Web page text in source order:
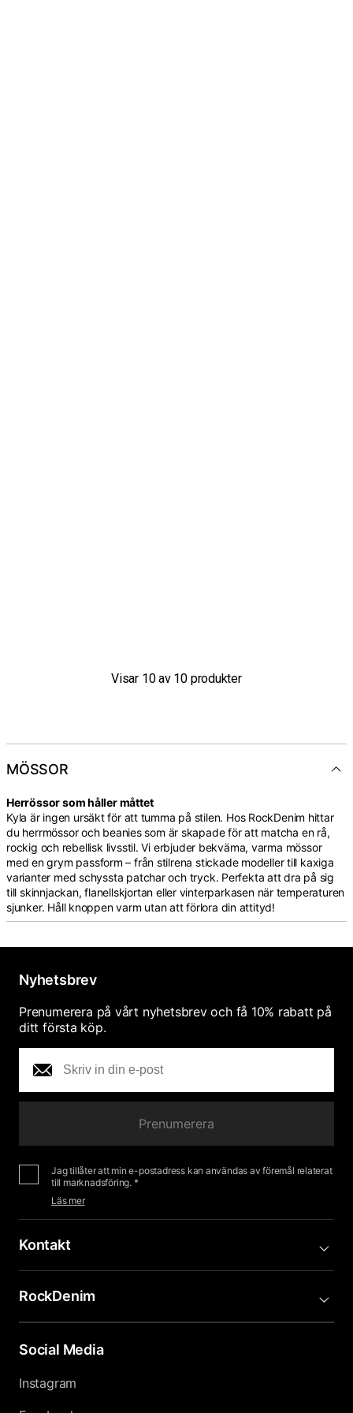
Visar 10av 10 produkter
MÖSSOR
Herrössor som håller måttet
Kyla är ingen ursäkt för att tumma på stilen. Hos RockDenim hittar
du herrmössor och beanies som är skapade för att matcha en rå,
rockig och rebellisk livsstil. Vi erbjuder bekväma, varma mössor
med en grym passform – från stilrena stickade modeller till kaxiga
varianter med schyssta patchar och tryck. Perfekta att dra på sig
till skinnjackan, flanellskjortan eller vinterparkasen när temperaturen
sjunker. Håll knoppen varm utan att förlora din attityd!
Nyhetsbrev
Prenumerera på vårt nyhetsbrev och få 10% rabatt på
ditt första köp.
Prenumerera
Jag tillåter att min e-postadress kan användas av föremål relaterat
till marknadsföring. *
Läs mer
Kontakt
RockDenim
Social Media
Instagram